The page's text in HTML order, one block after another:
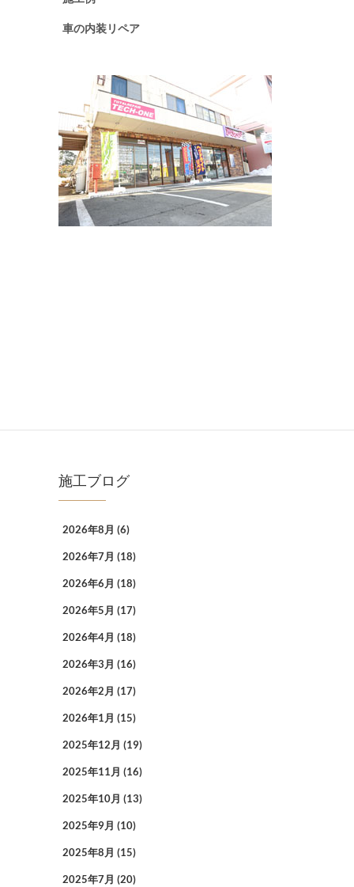
車の内装リペア
施工ブログ
2026年8月 (6)
2026年7月 (18)
2026年6月 (18)
2026年5月 (17)
2026年4月 (18)
2026年3月 (16)
2026年2月 (17)
2026年1月 (15)
2025年12月 (19)
2025年11月 (16)
2025年10月 (13)
2025年9月 (10)
2025年8月 (15)
2025年7月 (20)